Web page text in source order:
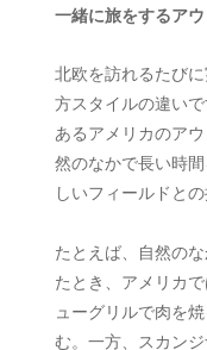
一緒に旅をするア
北欧を訪れるたび
方スタイルの違い
あるアメリカのア
然のなかで長い時
しいフィールドとの
たとえば、自然の
たとき、アメリカ
ューグリルで肉を
む。一方、スカン